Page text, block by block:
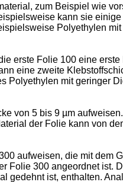
zum Beispiel wie
kann sie
Polyethylen
erste Folie 100 eine
eine zweite
Polyethylen mit geringer
von 5 bis 9 µm
der Folie kann von
aufweisen, die mit dem
Folie 300 angeordnet ist.
ist, enthalten.